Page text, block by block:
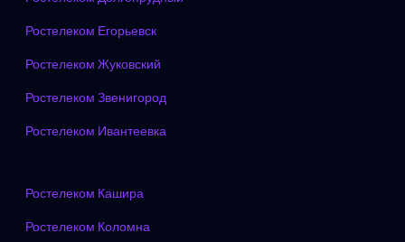
Ростелеком Егорьевск
Ростелеком Жуковский
Ростелеком Звенигород
Ростелеком Ивантеевка
Ростелеком Кашира
Ростелеком Коломна